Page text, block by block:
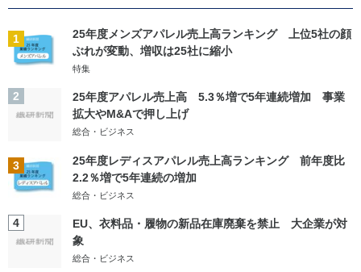
1
25年度メンズアパレル売上高ランキング 上位5社の顔
ぶれが変動、増収は25社に縮小
特集
2
25年度アパレル売上高 5.3％増で5年連続増加 事業
拡大やM&Aで押し上げ
総合・ビジネス
3
25年度レディスアパレル売上高ランキング 前年度比
2.2％増で5年連続の増加
総合・ビジネス
4
EU、衣料品・履物の新品在庫廃棄を禁止 大企業が対
象
総合・ビジネス